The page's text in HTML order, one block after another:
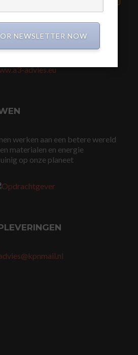
advies.eu
werken aan een betere wereld
materialen en energie
op onze planeet
NEWSLETTER NOW